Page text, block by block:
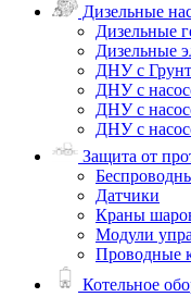
Дизельные
Дизельные
Дизельные
ДНУ с
ДНУ с
ДНУ с
ДНУ с
Защита от
Датчики
Краны
Модули
Проводные
Котельное